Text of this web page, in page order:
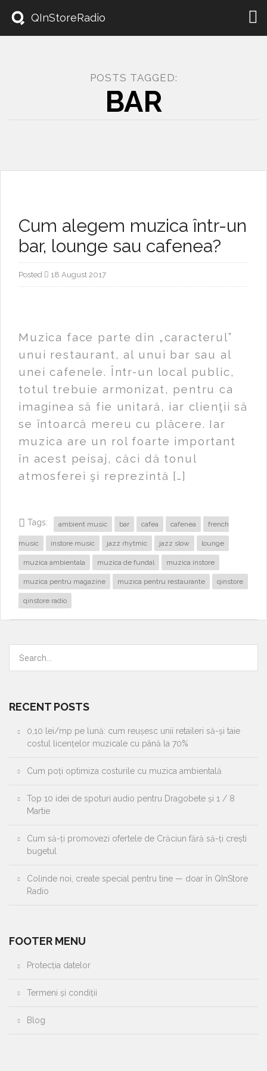
QInStoreRadio
POSTS TAGGED:
BAR
Cum alegem muzica într-un
bar, lounge sau cafenea?
Posted 18 August 2017
Muzica face parte din „caracterul”
unui restaurant, al unui bar sau al
unei cafenele. Într-un local public,
totul trebuie armonizat, pentru ca
imaginea să fie unitară, iar clienţii să
se întoarcă mereu cu plăcere. Iar
muzica are un rol foarte important
în acest peisaj, căci dă tonul
atmosferei şi reprezintă […]
Tags: ambient music bar cafea cafenea french
music instore music jazz rhytmic jazz slow lounge
muzica ambientala muzica de fundal muzica instore
muzica pentru magazine muzica pentru restaurante qinstore
qinstore radio
RECENT POSTS
0,10 lei/mp pe lună: cum reușesc unii retaileri să-și taie
costul licențelor muzicale cu până la 70%
Cum poți optimiza costurile cu muzica ambientală
Top 10 idei de spoturi audio pentru Dragobete și 1 / 8
Martie
Cum să-ți promovezi ofertele de Crăciun fără să-ți crești
bugetul
Colinde noi, create special pentru tine — doar în QInStore
Radio
FOOTER MENU
Protecția datelor
Termeni și condiții
Blog